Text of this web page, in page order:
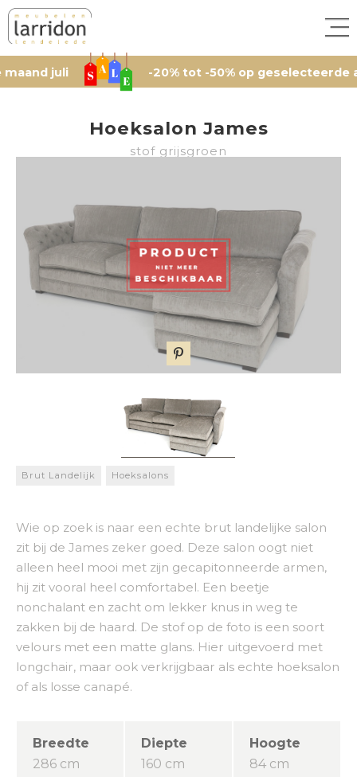
juli -20% tot -50% op geselecteerde
Hoeksalon James
stof grijsgroen
Brut Landelijk Hoeksalons
Wie op zoek is naar een echte brut landelijke salon
zit bij de James zeker goed. Deze salon oogt niet
alleen heel mooi met zijn gecapitonneerde armen,
hij zit vooral heel comfortabel. Een beetje
nonchalant en zacht om lekker knus in weg te
zakken bij de haard. De stof op de foto is een soort
velours met een matte glans. Hier uitgevoerd met
longchair, maar ook verkrijgbaar als echte hoeksalon
of als losse canapé.
Breedte
286 cm
Diepte
160 cm
Hoogte
84 cm